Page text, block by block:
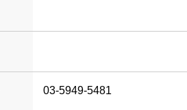
03-5949-5481